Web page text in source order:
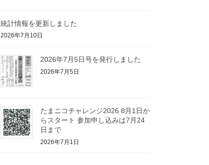
統計情報を更新しました
2026年7月10日
2026年7月5日号を発行しました
2026年7月5日
たまニコチャレンジ2026 8月1日か
らスタート 参加申し込みは7月24
日まで
2026年7月1日